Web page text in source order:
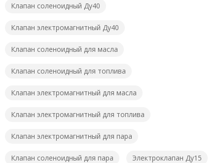
Клапан соленоидный Ду40
Клапан электромагнитный Ду40
Клапан соленоидный для масла
Клапан соленоидный для топлива
Клапан электромагнитный для масла
Клапан электромагнитный для топлива
Клапан электромагнитный для пара
Клапан соленоидный для пара Электроклапан Ду15